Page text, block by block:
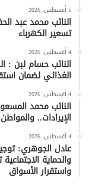
5 أغسطس، 2026
النائب محمد عبد
تسعير الكهرباء
4 أغسطس، 2026
النائب حسام لبن :
الغذائي لضمان
4 أغسطس، 2026
النائب محمد
الإيرادات..
4 أغسطس، 2026
عادل الجوهري:
والحماية
واستقرار الأسواق